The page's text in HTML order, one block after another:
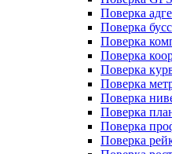
Поверка
Поверка
Поверка
Поверка
Поверка
Поверка
Поверка
Поверка
Поверка
Поверка